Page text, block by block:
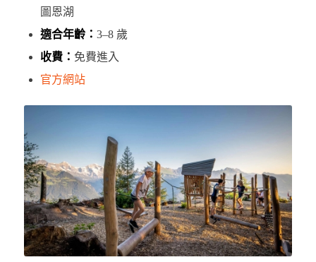
圖恩湖
適合年齡： 3–8 歲
收費： 免費進入
官方網站